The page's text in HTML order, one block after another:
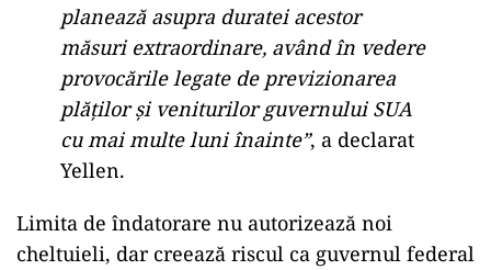
planează asupra duratei acestor
măsuri extraordinare, având în vedere
provocările legate de previzionarea
plăților și veniturilor guvernului SUA
cu mai multe luni înainte”, a declarat
Yellen.
Limita de îndatorare nu autorizează noi
cheltuieli, dar creează riscul ca guvernul federal